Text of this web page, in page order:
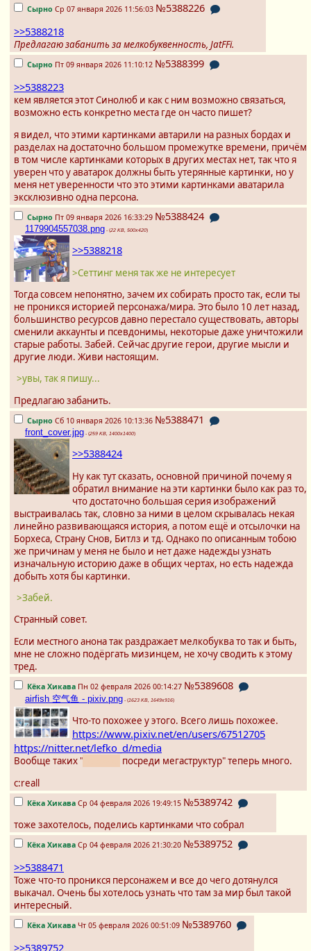
Сырно Ср 07 января 2026 11:56:03 №5388226
>>5388218
Предлагаю забанить за мелкобуквенность, JatFFi.
Сырно Пт 09 января 2026 11:10:12 №5388399
>>5388223
кем является этот Синолюб и как с ним возможно связаться,
возможно есть конкретно места где он часто пишет?
я видел, что этими картинками автарили на разных бордах и
разделах на достаточно большом промежутке времени, причём
в том числе картинками которых в других местах нет, так что я
уверен что у аватарок должны быть утерянные картинки, но у
меня нет уверенности что это этими картинками аватарила
эксклюзивно одна персона.
Сырно Пт 09 января 2026 16:33:29 №5388424
1179904557038.png - (22 KB, 500x420)
>>5388218
>Сеттинг меня так же не интересует
Тогда совсем непонятно, зачем их собирать просто так, если ты
не проникся историей персонажа/мира. Это было 10 лет назад,
большинство ресурсов давно перестало существовать, авторы
сменили аккаунты и псевдонимы, некоторые даже уничтожили
старые работы. Забей. Сейчас другие герои, другие мысли и
другие люди. Живи настоящим.
>увы, так я пишу...
Предлагаю забанить.
Сырно Сб 10 января 2026 10:13:36 №5388471
front_cover.jpg - (259 KB, 1400x1400)
>>5388424
Ну как тут сказать, основной причиной почему я
обратил внимание на эти картинки было как раз то,
что достаточно большая серия изображений
выстраивалась так, словно за ними в целом скрывалась некая
линейно развивающаяся история, а потом ещё и отсылочки на
Борхеса, Страну Снов, Битлз и тд. Однако по описанным тобою
же причинам у меня не было и нет даже надежды узнать
изначальную историю даже в общих чертах, но есть надежда
добыть хотя бы картинки.
>Забей.
Странный совет.
Если местного анона так раздражает мелкобуква то так и быть,
мне не сложно подёргать мизинцем, не хочу сводить к этому
тред.
Кёка Хикава Пн 02 февраля 2026 00:14:27 №5389608
airfish 空气鱼 - pixiv.png - (1623 KB, 1649x916)
Что-то похожее у этого. Всего лишь похожее.
https://www.pixiv.net/en/users/67512705
https://nitter.net/lefko_d/media
Вообще таких "
посреди мегаструктур" теперь много.
c:reall
Кёка Хикава Ср 04 февраля 2026 19:49:15 №5389742
тоже захотелось, поделись картинками что собрал
Кёка Хикава Ср 04 февраля 2026 21:30:20 №5389752
>>5388471
Тоже что-то проникся персонажем и все до чего дотянулся
выкачал. Очень бы хотелось узнать что там за мир был такой
интересный.
Кёка Хикава Чт 05 февраля 2026 00:51:09 №5389760
>>5389752